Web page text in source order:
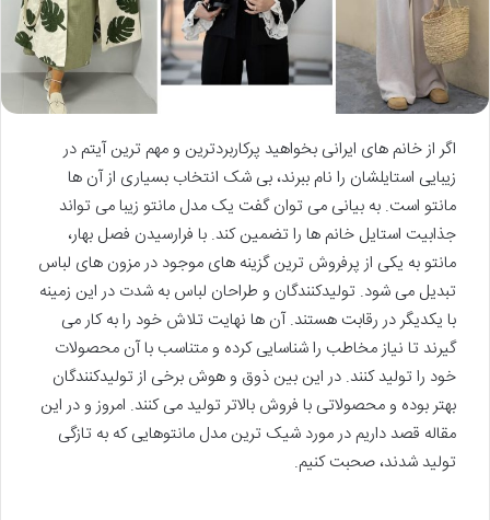
اگر از خانم های ایرانی بخواهید پرکاربردترین و مهم ترین آیتم در
زیبایی استایلشان را نام ببرند، بی شک انتخاب بسیاری از آن ها
مانتو است. به بیانی می توان گفت یک مدل مانتو زیبا می تواند
جذابیت استایل خانم ها را تضمین کند. با فرارسیدن فصل بهار،
مانتو به یکی از پرفروش ترین گزینه های موجود در مزون های لباس
تبدیل می شود. تولیدکنندگان و طراحان لباس به شدت در این زمینه
با یکدیگر در رقابت هستند. آن ها نهایت تلاش خود را به کار می
گیرند تا نیاز مخاطب را شناسایی کرده و متناسب با آن محصولات
خود را تولید کنند. در این بین ذوق و هوش برخی از تولیدکنندگان
بهتر بوده و محصولاتی با فروش بالاتر تولید می کنند. امروز و در این
مقاله قصد داریم در مورد شیک ترین مدل مانتوهایی که به تازگی
تولید شدند، صحبت کنیم.